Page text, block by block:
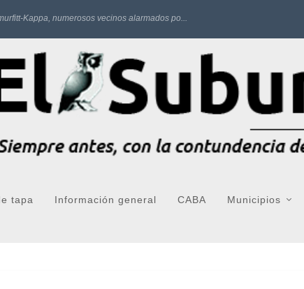
Kappa, numerosos vecinos alarmados po...
tapa Información general CABA Municipios